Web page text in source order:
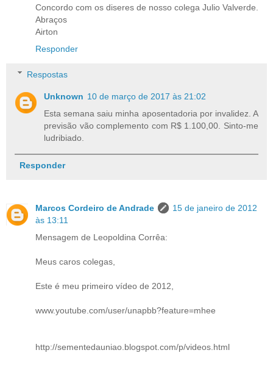
Concordo com os diseres de nosso colega Julio Valverde.
Abraços
Airton
Responder
Respostas
Unknown 10 de março de 2017 às 21:02
Esta semana saiu minha aposentadoria por invalidez. A
previsão vão complemento com R$ 1.100,00. Sinto-me
ludribiado.
Responder
Marcos Cordeiro de Andrade
15 de janeiro de 2012
às 13:11
Mensagem de Leopoldina Corrêa:
Meus caros colegas,
Este é meu primeiro vídeo de 2012,
www.youtube.com/user/unapbb?feature=mhee
http://sementedauniao.blogspot.com/p/videos.html